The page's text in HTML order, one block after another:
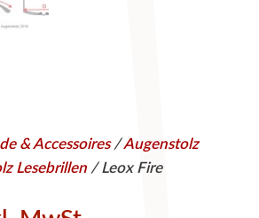
& Accessoires/Augenstolz
Lesebrillen / Leox Fire